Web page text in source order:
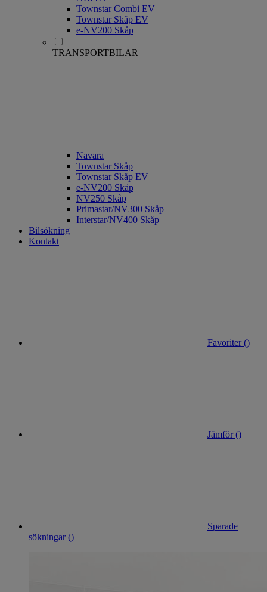
Townstar Combi EV
Townstar Skåp EV
e-NV200 Skåp
TRANSPORTBILAR
Navara
Townstar Skåp
Townstar Skåp EV
e-NV200 Skåp
NV250 Skåp
Primastar/NV300 Skåp
Interstar/NV400 Skåp
Bilsökning
Kontakt
Favoriter ()
Jämför ()
Sparade
sökningar ()